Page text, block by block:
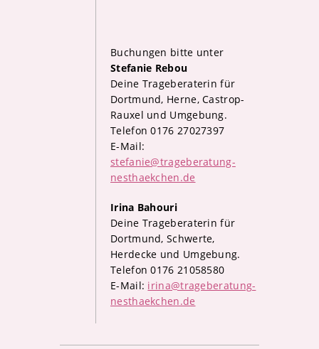
Buchungen bitte unter
Stefanie Rebou
Deine Trageberaterin für
Dortmund, Herne, Castrop-
Rauxel und Umgebung.
Telefon 0176 27027397
E-Mail:
stefanie@trageberatung-
nesthaekchen.de
Irina Bahouri
Deine Trageberaterin für
Dortmund, Schwerte,
Herdecke und Umgebung.
Telefon 0176 21058580
E-Mail: irina@trageberatung-
nesthaekchen.de